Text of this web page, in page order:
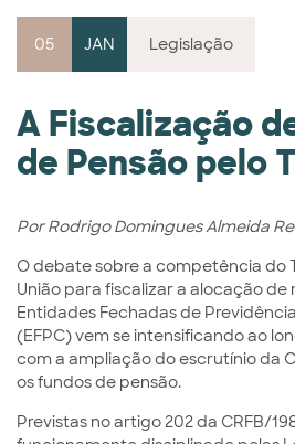
05 JAN Legislação
A Fiscalização
de Pensão pelo
Por Rodrigo Domingues Almeida
O debate sobre a competência do
União para fiscalizar a alocação de
Entidades Fechadas de
(EFPC) vem se intensificando ao
com a ampliação do escrutínio da
os fundos de pensão.
Previstas no artigo 202 da CRFB/